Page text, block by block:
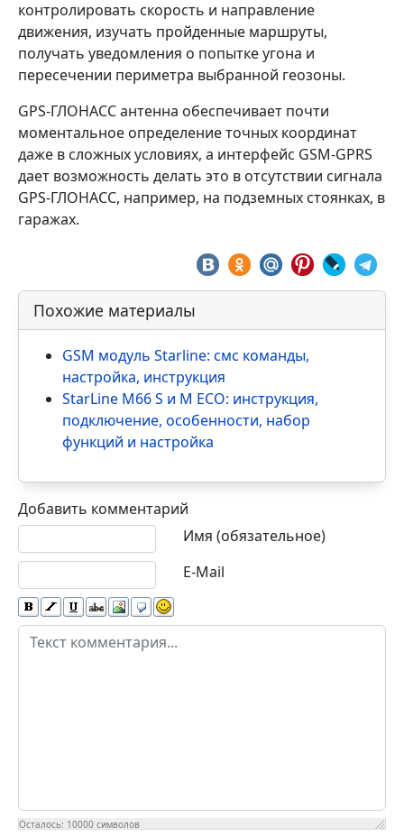
контролировать скорость и направление
движения, изучать пройденные маршруты,
получать уведомления о попытке угона и
пересечении периметра выбранной геозоны.
GPS-ГЛОНАСС антенна обеспечивает почти
моментальное определение точных координат
даже в сложных условиях, а интерфейс GSM-GPRS
дает возможность делать это в отсутствии сигнала
GPS-ГЛОНАСС, например, на подземных стоянках, в
гаражах.
Похожие материалы
GSM модуль Starline: смс команды,
настройка, инструкция
StarLine M66 S и M ECO: инструкция,
подключение, особенности, набор
функций и настройка
Добавить комментарий
Имя (обязательное)
E-Mail
Осталось: 10000 символов